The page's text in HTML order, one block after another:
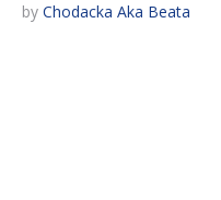
by Chodacka Aka Beata